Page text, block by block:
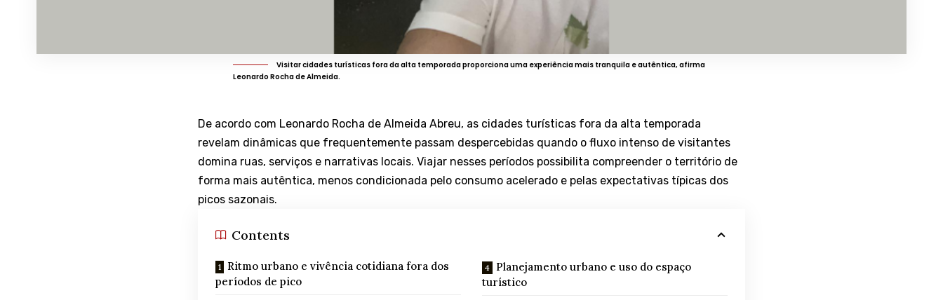
Visitar cidades turísticas fora da alta temporada proporciona uma experiência mais tranquila e autêntica, afirma
Leonardo Rocha de Almeida.
De acordo com Leonardo Rocha de Almeida Abreu, as cidades turísticas fora da alta temporada
revelam dinâmicas que frequentemente passam despercebidas quando o fluxo intenso de visitantes
domina ruas, serviços e narrativas locais. Viajar nesses períodos possibilita compreender o território de
forma mais autêntica, menos condicionada pelo consumo acelerado e pelas expectativas típicas dos
picos sazonais.
Contents
Ritmo urbano e vivência cotidiana fora dos
períodos de pico
Planejamento urbano e uso do espaço
turístico